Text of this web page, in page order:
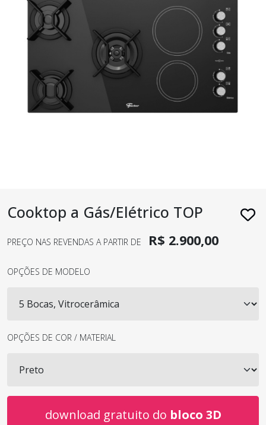
Cooktop a Gás/Elétrico TOP
PREÇO NAS REVENDAS A PARTIR DE R$ 2.900,00
OPÇÕES DE MODELO
OPÇÕES DE COR / MATERIAL
download gratuito do bloco 3D